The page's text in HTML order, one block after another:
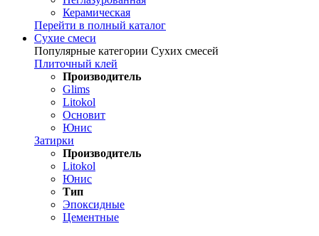
Керамическая
Перейти в полный каталог
Сухие смеси
Популярные категории Сухих смесей
Плиточный клей
Производитель
Glims
Litokol
Основит
Юнис
Затирки
Производитель
Litokol
Юнис
Тип
Эпоксидные
Цементные